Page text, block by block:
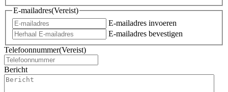
E-mailadres(Vereist)
E-mailadres invoeren
E-mailadres bevestigen
Telefoonnummer(Vereist)
Bericht